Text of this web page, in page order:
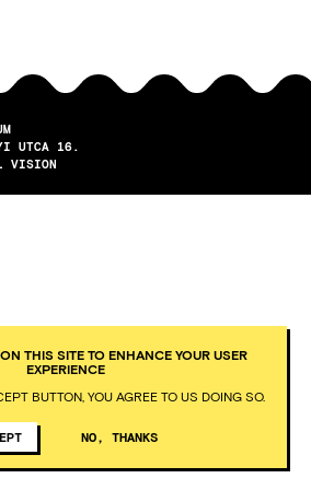
UTCA 16.
VISION
THIS SITE TO ENHANCE YOUR USER
EXPERIENCE
BUTTON, YOU AGREE TO US DOING SO.
NO, THANKS